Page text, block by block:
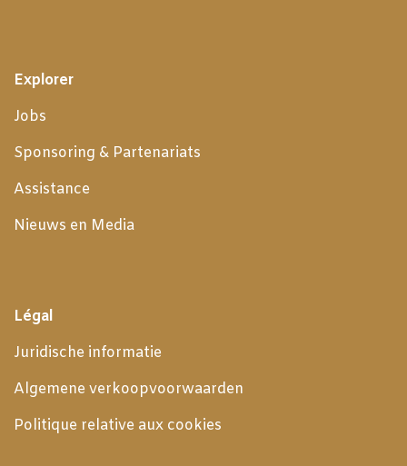
Explorer
Jobs
Sponsoring & Partenariats
Assistance
Nieuws en Media
Légal
Juridische informatie
Algemene verkoopvoorwaarden
Politique relative aux cookies